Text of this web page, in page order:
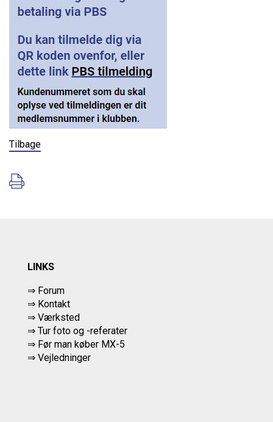
Tilbage
LINKS
⇒ Forum
⇒ Kontakt
⇒ Værksted
⇒ Tur foto og -referater
⇒ Før man køber MX-5
⇒ Vejledninger